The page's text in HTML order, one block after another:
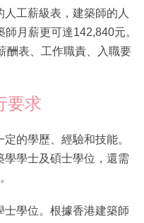
工薪級表，建築師的人
月薪更可達142,840元。
酬表、工作職責、入職要
要求
的學歷、經驗和技能。
學士及碩士學位，還需
學位。根據香港建築師